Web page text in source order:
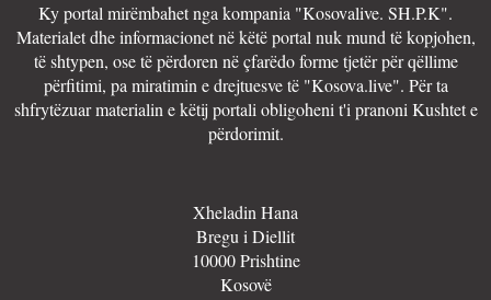
Ky portal mirëmbahet nga kompania "Kosovalive. SH.P.K".
Materialet dhe informacionet në këtë portal nuk mund të kopjohen,
të shtypen, ose të përdoren në çfarëdo forme tjetër për qëllime
përfitimi, pa miratimin e drejtuesve të "Kosova.live". Për ta
shfrytëzuar materialin e këtij portali obligoheni t'i pranoni Kushtet e
përdorimit.
Xheladin Hana
Bregu i Diellit
10000 Prishtine
Kosovë